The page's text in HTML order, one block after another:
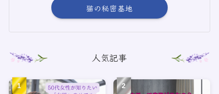
猫の秘密基地
人気記事